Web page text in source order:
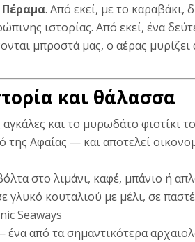
Πέραμα. Από εκεί, με το καραβάκι,
ιστορίας. Από εκεί, ένα
μπροστά μας, ο αέρας μυρίζει
και θάλασσα
και το μυρωδάτο φιστίκι
Αφαίας — και αποτελεί
στο λιμάνι, καφέ, μπάνιο ή
κουταλιού με μέλι, σε
Seaways
ένα από τα σημαντικότερα